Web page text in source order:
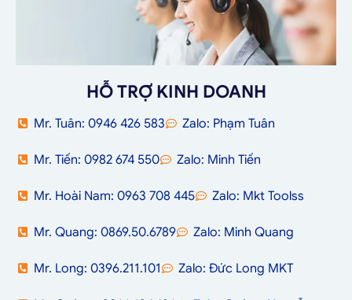
HỖ TRỢ KINH DOANH
Mr. Tuân: 0946 426 583 Zalo: Phạm Tuân
Mr. Tiến: 0982 674 550 Zalo: Minh Tiến
Mr. Hoài Nam: 0963 708 445 Zalo: Mkt Toolss
Mr. Quang: 0869.50.6789 Zalo: Minh Quang
Mr. Long: 0396.211.101 Zalo: Đức Long MKT